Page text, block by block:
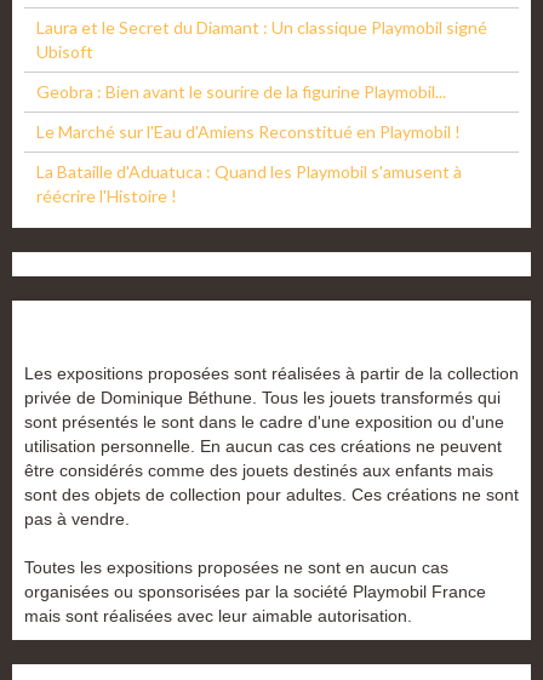
Laura et le Secret du Diamant : Un classique Playmobil signé
Ubisoft
Geobra : Bien avant le sourire de la figurine Playmobil...
Le Marché sur l'Eau d'Amiens Reconstitué en Playmobil !
La Bataille d'Aduatuca : Quand les Playmobil s'amusent à
réécrire l'Histoire !
Les expositions proposées sont réalisées à partir de la collection
privée de Dominique Béthune. Tous les jouets transformés qui
sont présentés le sont dans le cadre d'une exposition ou d'une
utilisation personnelle. En aucun cas ces créations ne peuvent
être considérés comme des jouets destinés aux enfants mais
sont des objets de collection pour adultes. Ces créations ne sont
pas à vendre.
Toutes les expositions proposées ne sont en aucun cas
organisées ou sponsorisées par la société Playmobil France
mais sont réalisées avec leur aimable autorisation.